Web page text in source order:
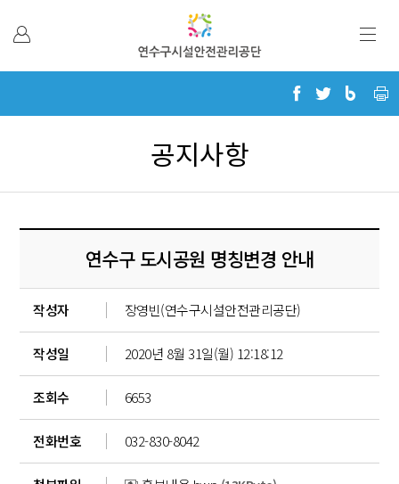
공지사항
연수구 도시공원 명칭변경 안내
작성자 장영빈(연수구시설안전관리공단)
작성일 2020년 8월 31일(월) 12:18:12
조회수 6653
전화번호 032-830-8042